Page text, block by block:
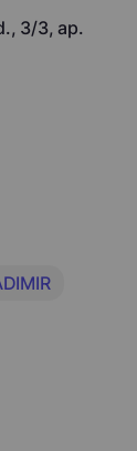
3/3, ap.